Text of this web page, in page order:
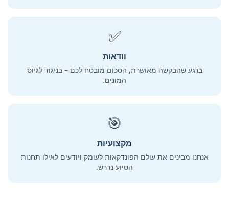
✅
וודאות
ברגע שהבקשה מאושרת, הסכום מובטח לכם – בניגוד לגיוס
המונים.
🎯
מקצועיות
אנחנו מבינים את עולם הפונדקאות לעומק ויודעים לאילו תחנות
הסיוע נדרש.